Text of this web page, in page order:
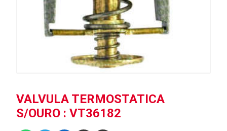
VALVULA TERMOSTATICA
S/OURO : VT36182